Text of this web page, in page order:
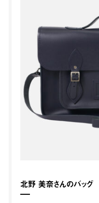
北野 美奈さんのバッグ